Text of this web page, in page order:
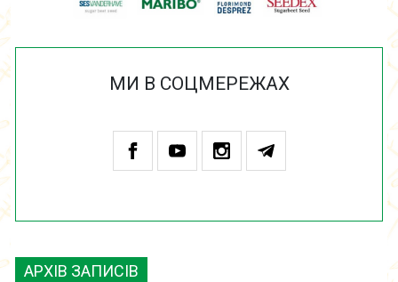
МИ В СОЦМЕРЕЖАХ
АРХІВ ЗАПИСІВ